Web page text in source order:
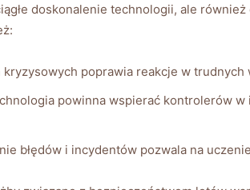
doskonalenie technologii, ale
poprawia reakcje ‍w trudnych
powinna wspierać kontrolerów
błędów i​ incydentów pozwala na